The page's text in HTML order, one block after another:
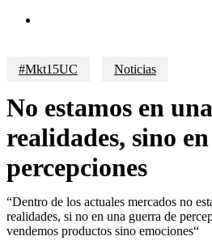
#Mkt15UC Noticias
No estamos en
realidades, sino
percepciones
“Dentro de los actuales mercados no
realidades, si no en una guerra de
vendemos productos sino emociones“